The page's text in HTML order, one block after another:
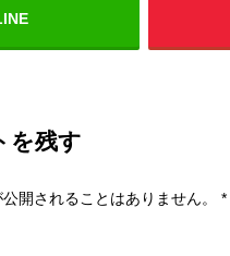
を残す
開されることはありません。 *